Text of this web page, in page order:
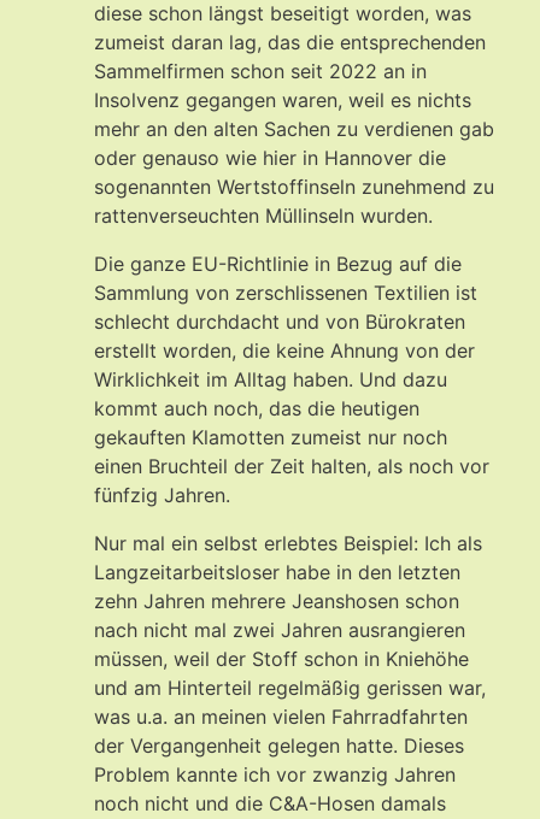
diese schon längst beseitigt worden, was
zumeist daran lag, das die entsprechenden
Sammelfirmen schon seit 2022 an in
Insolvenz gegangen waren, weil es nichts
mehr an den alten Sachen zu verdienen gab
oder genauso wie hier in Hannover die
sogenannten Wertstoffinseln zunehmend zu
rattenverseuchten Müllinseln wurden.
Die ganze EU-Richtlinie in Bezug auf die
Sammlung von zerschlissenen Textilien ist
schlecht durchdacht und von Bürokraten
erstellt worden, die keine Ahnung von der
Wirklichkeit im Alltag haben. Und dazu
kommt auch noch, das die heutigen
gekauften Klamotten zumeist nur noch
einen Bruchteil der Zeit halten, als noch vor
fünfzig Jahren.
Nur mal ein selbst erlebtes Beispiel: Ich als
Langzeitarbeitsloser habe in den letzten
zehn Jahren mehrere Jeanshosen schon
nach nicht mal zwei Jahren ausrangieren
müssen, weil der Stoff schon in Kniehöhe
und am Hinterteil regelmäßig gerissen war,
was u.a. an meinen vielen Fahrradfahrten
der Vergangenheit gelegen hatte. Dieses
Problem kannte ich vor zwanzig Jahren
noch nicht und die C&A-Hosen damals